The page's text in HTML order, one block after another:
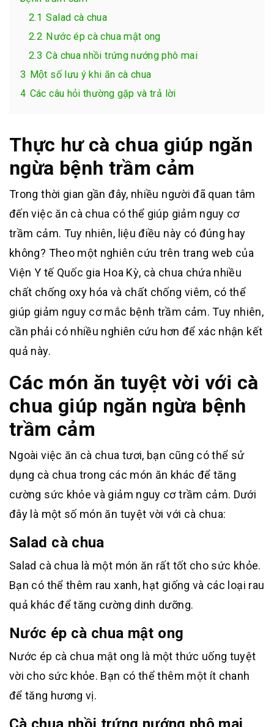
2.1 Salad cà chua
2.2 Nước ép cà chua mật ong
2.3 Cà chua nhồi trứng nướng phô mai
3 Một số lưu ý khi ăn cà chua
4 Các câu hỏi thường gặp và trả lời
Thực hư cà chua giúp ngăn
ngừa bệnh trầm cảm
Trong thời gian gần đây, nhiều người đã quan tâm
đến việc ăn cà chua có thể giúp giảm nguy cơ
trầm cảm. Tuy nhiên, liệu điều này có đúng hay
không? Theo một nghiên cứu trên trang web của
Viện Y tế Quốc gia Hoa Kỳ, cà chua chứa nhiều
chất chống oxy hóa và chất chống viêm, có thể
giúp giảm nguy cơ mắc bệnh trầm cảm. Tuy nhiên,
cần phải có nhiều nghiên cứu hơn để xác nhận kết
quả này.
Các món ăn tuyệt vời với cà
chua giúp ngăn ngừa bệnh
trầm cảm
Ngoài việc ăn cà chua tươi, bạn cũng có thể sử
dụng cà chua trong các món ăn khác để tăng
cường sức khỏe và giảm nguy cơ trầm cảm. Dưới
đây là một số món ăn tuyệt vời với cà chua:
Salad cà chua
Salad cà chua là một món ăn rất tốt cho sức khỏe.
Bạn có thể thêm rau xanh, hạt giống và các loại rau
quả khác để tăng cường dinh dưỡng.
Nước ép cà chua mật ong
Nước ép cà chua mật ong là một thức uống tuyệt
vời cho sức khỏe. Bạn có thể thêm một ít chanh
để tăng hương vị.